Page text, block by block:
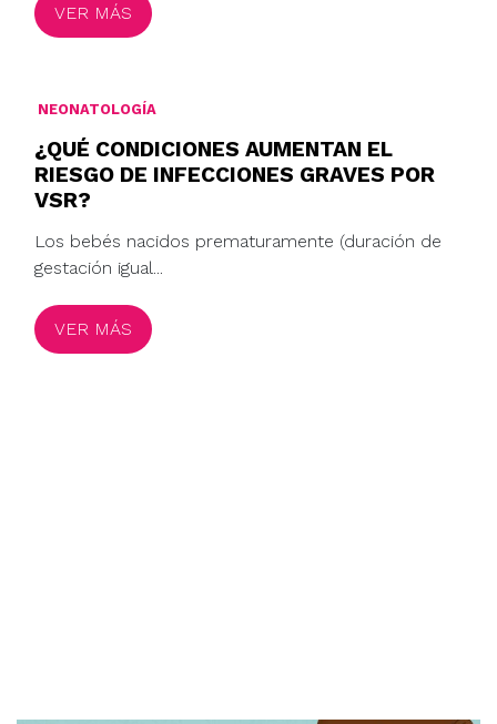
VER MÁS
NEONATOLOGÍA
¿QUÉ CONDICIONES AUMENTAN EL
RIESGO DE INFECCIONES GRAVES POR
VSR?
Los bebés nacidos prematuramente (duración de
gestación igual...
VER MÁS